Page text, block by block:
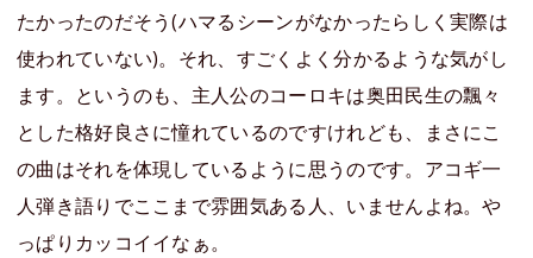
たかったのだそう(ハマるシーンがなかったらしく実際は
使われていない)。それ、すごくよく分かるような気がし
ます。というのも、主人公のコーロキは奥田民生の飄々
とした格好良さに憧れているのですけれども、まさにこ
の曲はそれを体現しているように思うのです。アコギ一
人弾き語りでここまで雰囲気ある人、いませんよね。や
っぱりカッコイイなぁ。